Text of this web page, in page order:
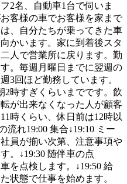
2名、自動車1台で伺いま
客様の車でお客様を家まで
、自分たちが乗ってきた車
かいます。家に到着後スタ
人で営業所に戻ります。勤
。毎週月曜日までに翌週の
3回ほど勤務しています。
2時すぎくらいまでです。飲
が出来なくなった人が顧客
時くらい、休日前は12時以
流れ19:00 集合↓19:10 ミー
が揃い次第、注意事項や
。↓19:30 随伴車の点
点検します。↓19:50 給
態で仕事を始めます。